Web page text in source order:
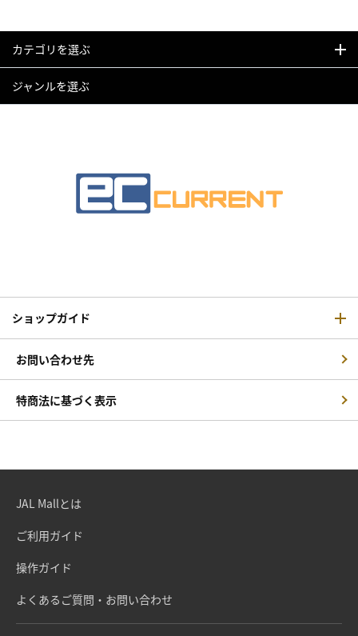
カテゴリを選ぶ
ジャンルを選ぶ
ショップガイド
お問い合わせ先
特商法に基づく表示
JAL Mallとは
ご利用ガイド
操作ガイド
よくあるご質問・お問い合わせ